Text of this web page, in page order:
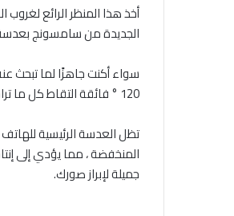
الجديدة من سامسونج بعدسة بزاوية عريضة تبلغ 120 درجة تقريبًا
120 ° فائقة التقاط كل ما تراه عيناك توفر العدسة المقربة التكبير البصري 2x بحيث تحصل على التركيبة المثالية حتى عندما تكون بعيدًا عن موضوعك.
جميلة لإبراز صورك.